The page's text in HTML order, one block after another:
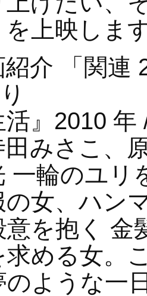
を上映しま
紹介 「関連
活』2010
⽥みさこ、
⼀輪のユリ
の⼥、ハン
意を抱く ⾦
求める⼥。
のような⼀